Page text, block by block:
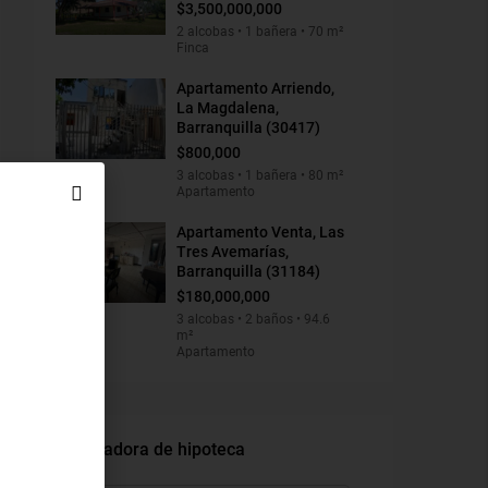
$3,500,000,000
2 alcobas • 1 bañera • 70 m²
Finca
Apartamento Arriendo,
La Magdalena,
Barranquilla (30417)
$800,000
3 alcobas • 1 bañera • 80 m²
Apartamento
Apartamento Venta, Las
Tres Avemarías,
Barranquilla (31184)
$180,000,000
3 alcobas • 2 baños • 94.6
m²
Apartamento
Calculadora de hipoteca